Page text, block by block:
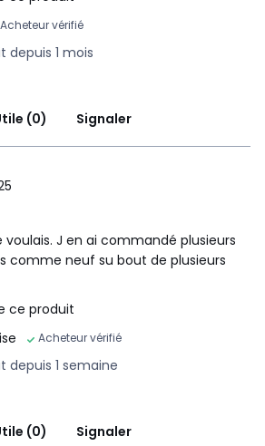
Acheteur vérifié
depuis 1 mois
(0) Signaler
J en ai commandé plusieurs
comme neuf su bout de plusieurs
ce produit
Acheteur vérifié
depuis 1 semaine
(0) Signaler